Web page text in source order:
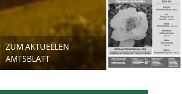
ZUM AKTUELLEN
AMTSBLATT